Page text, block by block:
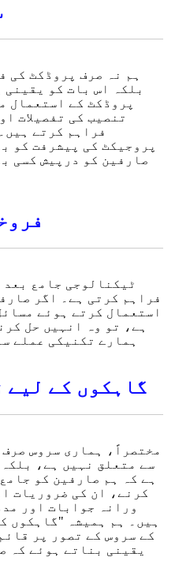
ہم نہ صرف پروڈکٹ کی
بلکہ اس بات کو
پروڈکٹ کے استعمال
تنصیب کی تفصیلات
فراہم کرتے
پروجیکٹ کی پیشرفت کو
صارفین کو درپیش کسی
فراہم کرتی ہے۔ اگر
استعمال کرتے ہوئے
ہے، تو وہ انہیں حل
ہمارے تکنیکی عملے
گاہکوں کے لیے
مختصراً، ہماری سروس
سے متعلق نہیں ہے،
ہے کہ ہم صارفین کو
کرنے، ان کی ضروریات
ورانہ جوابات اور
ہیں۔ ہم ہمیشہ "گاہکوں
کے سروس کے تصور پر
یقینی بناتے ہوئے کہ